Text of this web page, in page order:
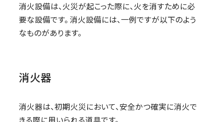
消火設備は、火災が起こった際に、火を消すために必
要な設備です。 消火設備には、一例ですが以下のよう
なものがあります。
消火器
消火器は、初期火災において、安全かつ確実に消火で
きる際に用いられる道具です。